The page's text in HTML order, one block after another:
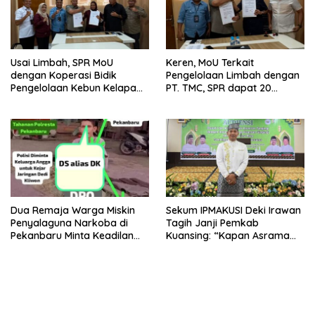
Usai Limbah, SPR MoU
dengan Koperasi Bidik
Pengelolaan Kebun Kelapa
Keren, MoU Terkait
Pengelolaan Limbah dengan
PT. TMC, SPR dapat 20
Dua Remaja Warga Miskin
Penyalaguna Narkoba di
Pekanbaru Minta Keadilan
Sekum IPMAKUSI Deki Irawan
Tagih Janji Pemkab
Kuansing: “Kapan Asrama